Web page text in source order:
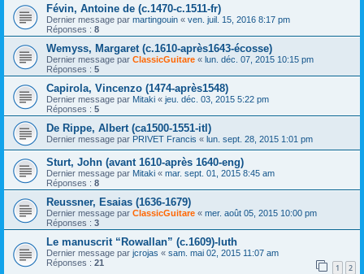
Févin, Antoine de (c.1470-c.1511-fr)
Dernier message par martingouin « ven. juil. 15, 2016 8:17 pm
Réponses : 8
Wemyss, Margaret (c.1610-après1643-écosse)
Dernier message par ClassicGuitare « lun. déc. 07, 2015 10:15 pm
Réponses : 5
Capirola, Vincenzo (1474-après1548)
Dernier message par Mitaki « jeu. déc. 03, 2015 5:22 pm
Réponses : 5
De Rippe, Albert (ca1500-1551-itl)
Dernier message par PRIVET Francis « lun. sept. 28, 2015 1:01 pm
Sturt, John (avant 1610-après 1640-eng)
Dernier message par Mitaki « mar. sept. 01, 2015 8:45 am
Réponses : 8
Reussner, Esaias (1636-1679)
Dernier message par ClassicGuitare « mer. août 05, 2015 10:00 pm
Réponses : 3
Le manuscrit “Rowallan” (c.1609)-luth
Dernier message par jcrojas « sam. mai 02, 2015 11:07 am
Réponses : 21 1 2